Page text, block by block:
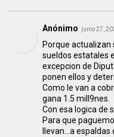
Anónimo junio 27,
Porque actualizan
sueldos estatales
excepcion de
ponen ellos y
Como le van a
gana 1.5 mill9nes.
Con esa logica de
Para que
llevan...a espaldas